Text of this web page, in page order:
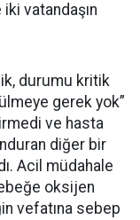
vatandaşın
durumu kritik
gerek yok”
ve hasta
diğer bir
Acil müdahale
oksijen
vefatına sebep